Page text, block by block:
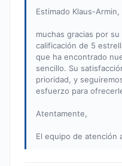
Estimado Klaus-Armin,
muchas gracias por
calificación de 5
que ha encontrado
sencillo. Su
prioridad, y
esfuerzo para
Atentamente,
El equipo de atención